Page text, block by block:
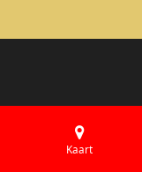
Kaart